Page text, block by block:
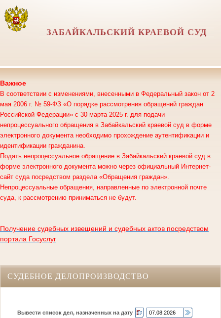
ЗАБАЙКАЛЬСКИЙ КРАЕВОЙ СУД
Важное
В соответствии с изменениями, внесенными в Федеральный закон от 2
мая 2006 г. № 59-ФЗ «О порядке рассмотрения обращений граждан
Российской Федерации» с 30 марта 2025 г. для подачи
непроцессуального обращения в Забайкальский краевой суд в форме
электронного документа необходимо прохождение аутентификации и
идентификации гражданина.
Подать непроцессуальное обращение в Забайкальский краевой суд в
форме электронного документа можно через официальный Интернет-
сайт суда посредством раздела «Обращения граждан».
Непроцессуальные обращения, направленные по электронной почте
суда, к рассмотрению приниматься не будут.
Получение судебных извещений и судебных актов посредством
портала Госуслуг
СУДЕБНОЕ ДЕЛОПРОИЗВОДСТВО
Вывести список дел, назначенных на дату